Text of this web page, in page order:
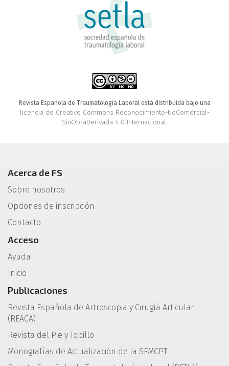
Revista Española de Traumatología Laboral está distribuida bajo una
licencia de Creative Commons Reconocimiento-NoComercial-
SinObraDerivada 4.0 Internacional.
Acerca de FS
Sobre nosotros
Opciones de inscripción
Contacto
Acceso
Ayuda
Inicio
Publicaciones
Revista Española de Artroscopia y Cirugía Articular
(REACA)
Revista del Pie y Tobillo
Monografías de Actualización de la SEMCPT